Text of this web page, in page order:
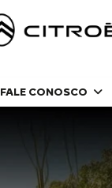
FALE CONOSCO